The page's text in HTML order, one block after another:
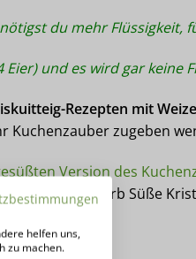
du mehr
Eier) und es wird gar
Rezepten mit
zugeben
Version des
unserer Low-Carb Süße
helfen uns,
zu machen.